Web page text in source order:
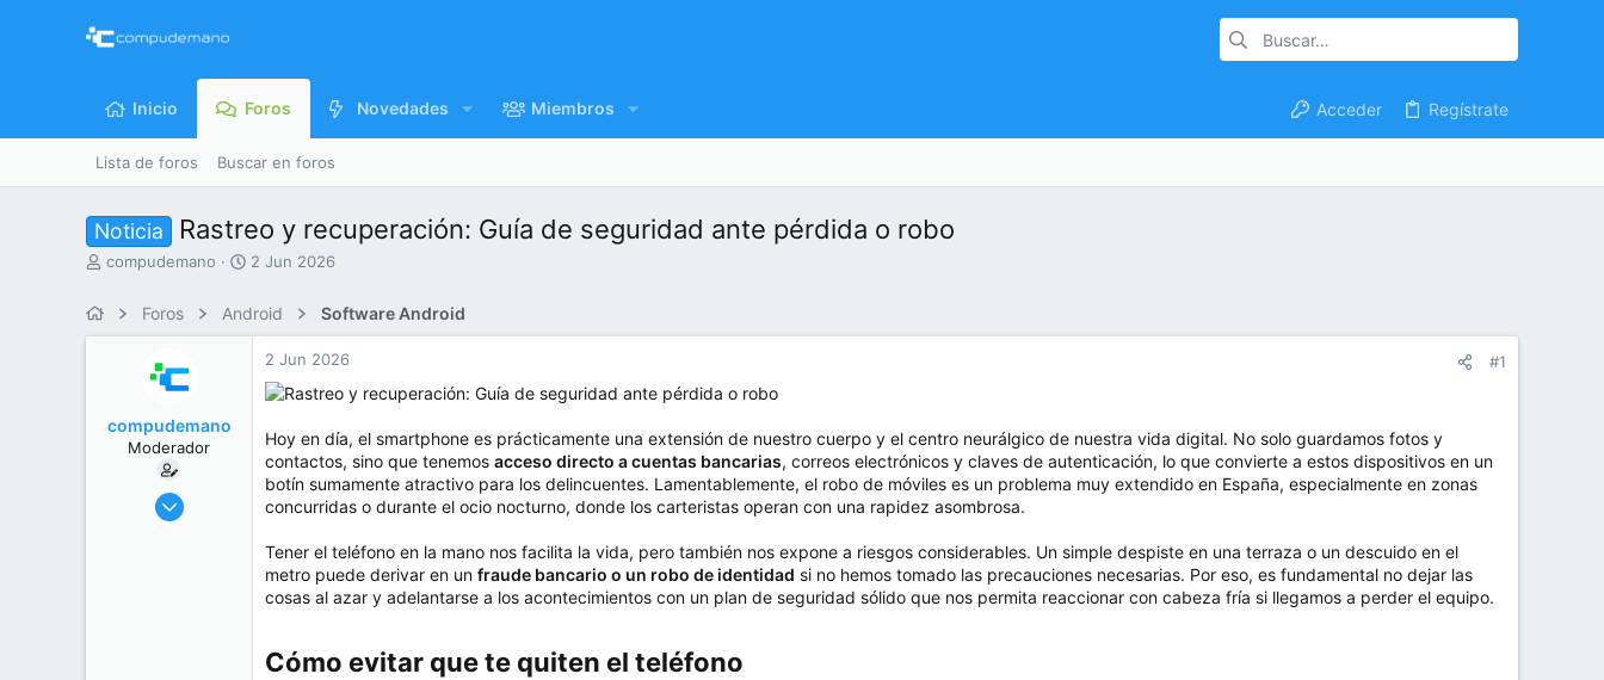
Inicio Foros Novedades Miembros Acceder Regístrate
Lista de foros Buscar en foros
Noticia Rastreo y recuperación: Guía de seguridad ante pérdida o robo
I
r
compudemano
F
c
h
2 Jun 2026
Foros Android Software Android
compudemano
Moderador
26 Jul 2013
2 Jun 2026 #1
Hoy en día, el smartphone es prácticamente una extensión de nuestro cuerpo y el centro neurálgico de nuestra vida digital. No solo guardamos fotos y
contactos, sino que tenemos acceso directo a cuentas bancarias, correos electrónicos y claves de autenticación, lo que convierte a estos dispositivos en un
botín sumamente atractivo para los delincuentes. Lamentablemente, el robo de móviles es un problema muy extendido en España, especialmente en zonas
concurridas o durante el ocio nocturno, donde los carteristas operan con una rapidez asombrosa.
Tener el teléfono en la mano nos facilita la vida, pero también nos expone a riesgos considerables. Un simple despiste en una terraza o un descuido en el
metro puede derivar en un fraude bancario o un robo de identidad si no hemos tomado las precauciones necesarias. Por eso, es fundamental no dejar las
cosas al azar y adelantarse a los acontecimientos con un plan de seguridad sólido que nos permita reaccionar con cabeza fría si llegamos a perder el equipo.
Cómo evitar que te quiten el teléfono​